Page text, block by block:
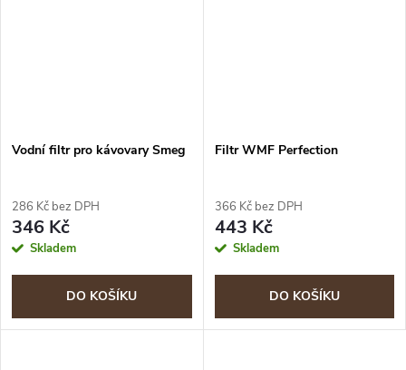
Vodní filtr pro kávovary Smeg
286 Kč bez DPH
346 Kč
Skladem
DO KOŠÍKU
Filtr WMF Perfection
366 Kč bez DPH
443 Kč
Skladem
DO KOŠÍKU